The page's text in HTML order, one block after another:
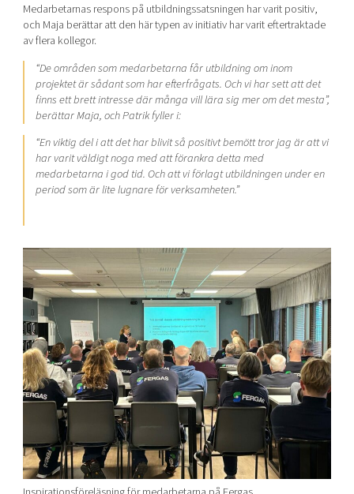
Medarbetarnas respons på utbildningssatsningen har varit positiv,
och Maja berättar att den här typen av initiativ har varit eftertraktade
av flera kollegor.
“De områden som medarbetarna får utbildning om inom
projektet är sådant som har efterfrågats. Och vi har sett att det
finns ett brett intresse där många vill lära sig mer om det mesta”,
berättar Maja, och Patrik fyller i:
“En viktig del i att det har blivit så positivt bemött tror jag är att vi
har varit väldigt noga med att förankra detta med
medarbetarna i god tid. Och att vi förlagt utbildningen under en
period som är lite lugnare för verksamheten.”